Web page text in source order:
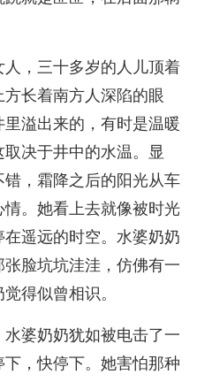
，三十多岁的人儿顶着
长着南方人深陷的眼
溢出来的，有时是温暖
决于井中的水温。显
，霜降之后的阳光从车
。她看上去就像被时光
遥远的时空。水婆奶奶
脸坑坑洼洼，仿佛有一
得似曾相识。
婆奶奶犹如被电击了一
，快停下。她害怕那种